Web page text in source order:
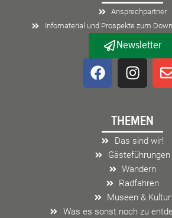
Ansprechpartner
Infomaterial und Prospekte zum
Newsletter
F
a
o
o
I
n
a
g
r
a
m
p
THEMEN
Das sind wir!
Gästeführungen
Wandern
Radfahren
Museen & Kultur
Was es sonst noch zu